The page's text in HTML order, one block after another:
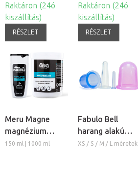
Raktáron (24ó
kiszállítás)
RÉSZLET
Raktáron (24ó
kiszállítás)
RÉSZLET
Meru Magne
magnézium
masszázs krém
150 ml | 1000 ml
Fabulo Bell
harang alakú
szilikon köpöly
XS / S / M / L méretek